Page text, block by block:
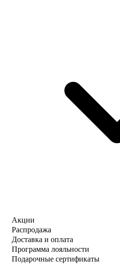
Акции
Распродажа
Доставка и оплата
Программа лояльности
Подарочные сертификаты